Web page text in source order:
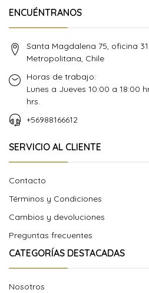
ENCUÉNTRANOS
Santa Magdalena 75, oficina
Metropolitana, Chile
Horas de trabajo:
Lunes a Jueves 10:00 a 18:00
hrs.
+56988166612
SERVICIO AL CLIENTE
Contacto
Términos y Condiciones
Cambios y devoluciones
Preguntas frecuentes
CATEGORÍAS DESTACADAS
Nosotros